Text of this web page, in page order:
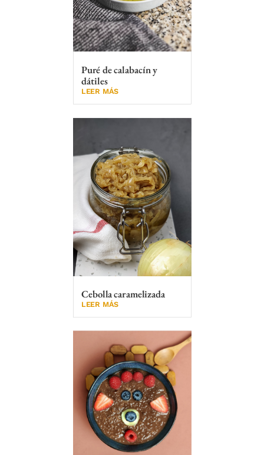
Puré de calabacín y
dátiles
LEER MÁS
Cebolla caramelizada
LEER MÁS